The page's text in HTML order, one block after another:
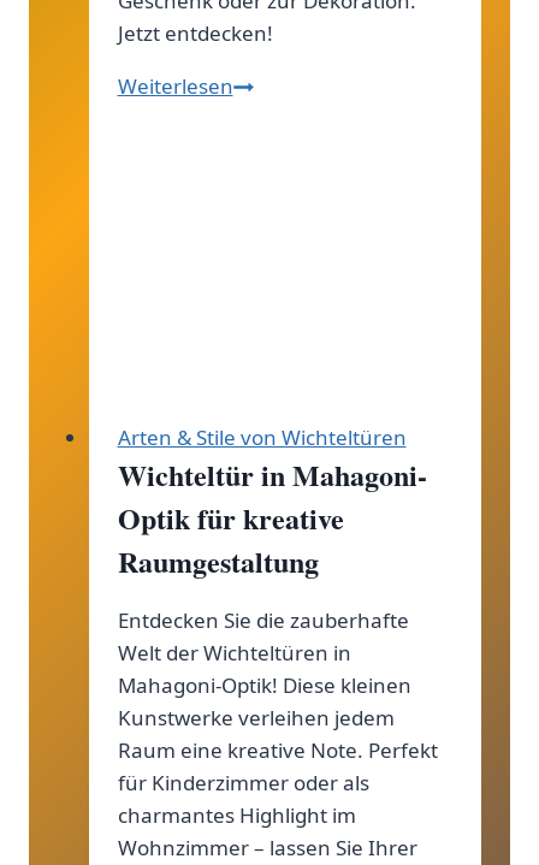
Jetzt entdecken!
WeiterlesenEntdecke
Arten & Stile von Wichteltüren
Wichteltür in Mahagoni-
Optik für kreative
Raumgestaltung
Entdecken Sie die zauberhafte
Welt der Wichteltüren in
Mahagoni-Optik! Diese kleinen
Kunstwerke verleihen jedem
Raum eine kreative Note. Perfekt
für Kinderzimmer oder als
charmantes Highlight im
Wohnzimmer – lassen Sie Ihrer